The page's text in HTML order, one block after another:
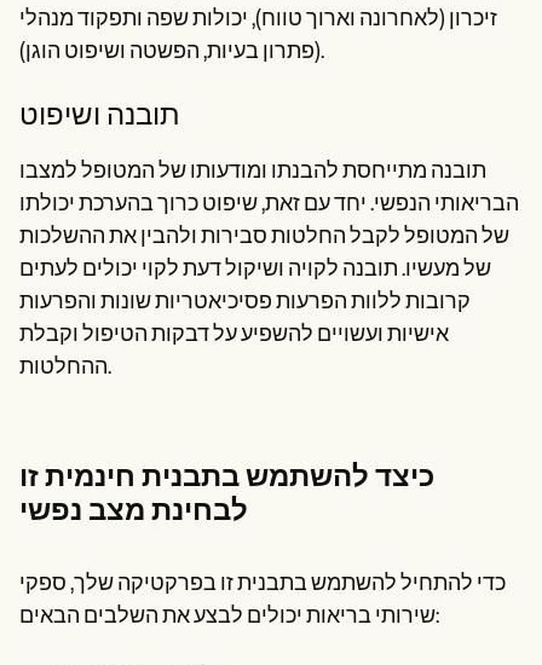
זיכרון (לאחרונה וארוך טווח), יכולות שפה ותפקוד מנהלי
(פתרון בעיות, הפשטה ושיפוט הוגן).
תובנה ושיפוט
תובנה מתייחסת להבנתו ומודעותו של המטופל למצבו
הבריאותי הנפשי. יחד עם זאת, שיפוט כרוך בהערכת יכולתו
של המטופל לקבל החלטות סבירות ולהבין את ההשלכות
של מעשיו. תובנה לקויה ושיקול דעת לקוי יכולים לעתים
קרובות ללוות הפרעות פסיכיאטריות שונות והפרעות
אישיות ועשויים להשפיע על דבקות הטיפול וקבלת
ההחלטות.
כיצד להשתמש בתבנית חינמית זו
לבחינת מצב נפשי
כדי להתחיל להשתמש בתבנית זו בפרקטיקה שלך, ספקי
שירותי בריאות יכולים לבצע את השלבים הבאים: